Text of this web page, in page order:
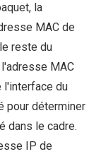
la
MAC de
reste du
MAC
l'interface du
pour déterminer
dans le cadre.
IP de